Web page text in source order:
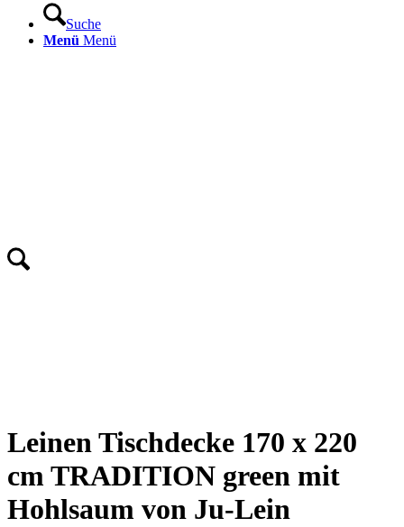
Suche
Menü Menü
Leinen Tischdecke 170 x 220
cm TRADITION green mit
Hohlsaum von Ju-Lein